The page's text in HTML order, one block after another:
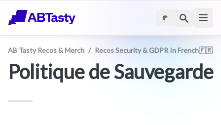
AB Tasty Recos & Merch / Recos Security & GDPR In French🇫🇷
Politique de Sauvegarde